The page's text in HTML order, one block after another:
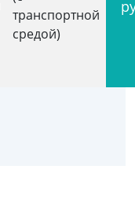
транспортной
средой)